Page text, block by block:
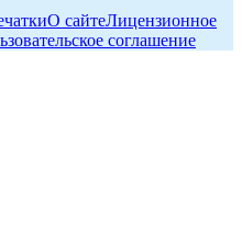
О сайтеЛицензионное
соглашение